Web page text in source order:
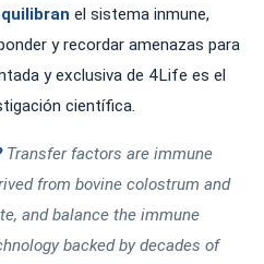
el sistema inmune,
y recordar amenazas para
y exclusiva de 4Life es el
científica.
Transfer factors are immune
from bovine colostrum and
and balance the immune
backed by decades of